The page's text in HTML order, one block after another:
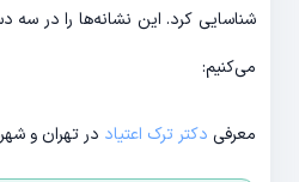
شناسایی کرد. این نشانه‌ها را در سه
می‌کنیم:
معرفی دکتر ترک اعتیاد در تهران و